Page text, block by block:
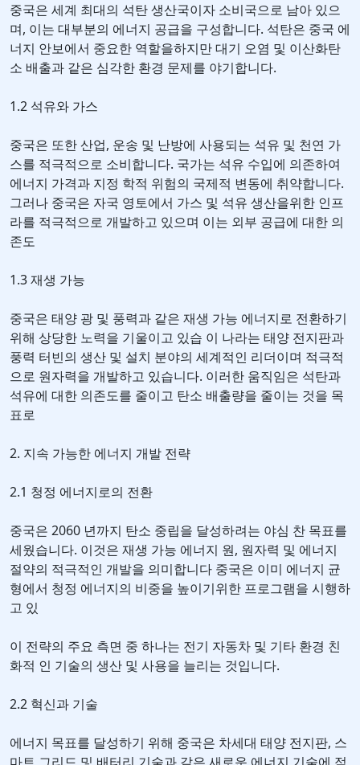
중국은 세계 최대의 석탄 생산국이자 소비국으로 남아 있으
며, 이는 대부분의 에너지 공급을 구성합니다. 석탄은 중국 에
너지 안보에서 중요한 역할을하지만 대기 오염 및 이산화탄
소 배출과 같은 심각한 환경 문제를 야기합니다.
1.2 석유와 가스
중국은 또한 산업, 운송 및 난방에 사용되는 석유 및 천연 가
스를 적극적으로 소비합니다. 국가는 석유 수입에 의존하여
에너지 가격과 지정 학적 위험의 국제적 변동에 취약합니다.
그러나 중국은 자국 영토에서 가스 및 석유 생산을위한 인프
라를 적극적으로 개발하고 있으며 이는 외부 공급에 대한 의
존도
1.3 재생 가능
중국은 태양 광 및 풍력과 같은 재생 가능 에너지로 전환하기
위해 상당한 노력을 기울이고 있습 이 나라는 태양 전지판과
풍력 터빈의 생산 및 설치 분야의 세계적인 리더이며 적극적
으로 원자력을 개발하고 있습니다. 이러한 움직임은 석탄과
석유에 대한 의존도를 줄이고 탄소 배출량을 줄이는 것을 목
표로
2. 지속 가능한 에너지 개발 전략
2.1 청정 에너지로의 전환
중국은 2060 년까지 탄소 중립을 달성하려는 야심 찬 목표를
세웠습니다. 이것은 재생 가능 에너지 원, 원자력 및 에너지
절약의 적극적인 개발을 의미합니다 중국은 이미 에너지 균
형에서 청정 에너지의 비중을 높이기위한 프로그램을 시행하
고 있
이 전략의 주요 측면 중 하나는 전기 자동차 및 기타 환경 친
화적 인 기술의 생산 및 사용을 늘리는 것입니다.
2.2 혁신과 기술
에너지 목표를 달성하기 위해 중국은 차세대 태양 전지판, 스